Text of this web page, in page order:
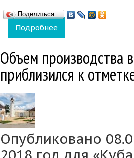
Поделиться…
Подробнее
Объем производства
приблизился к
Опубликовано